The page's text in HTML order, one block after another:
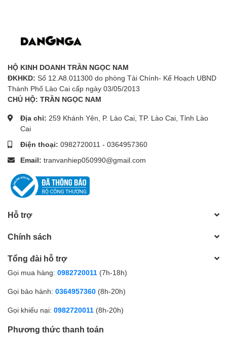
HỘ KINH DOANH TRẦN NGỌC NAM
ĐKHKD: Số 12.A8.011300 do phòng Tài Chính- Kế Hoạch UBND
Thành Phố Lào Cai cấp ngày 03/05/2013
CHỦ HỘ: TRẦN NGỌC NAM
Địa chỉ: 259 Khánh Yên, P. Lào Cai, TP. Lào Cai, Tỉnh Lào
Cai
Điện thoại: 0982720011 - 0364957360
Email: tranvanhiep050990@gmail.com
Hỗ trợ
Chính sách
Tổng đài hỗ trợ
Gọi mua hàng: 0982720011 (7h-18h)
Gọi bảo hành: 0364957360 (8h-20h)
Gọi khiếu nại: 0982720011 (8h-20h)
Phương thức thanh toán